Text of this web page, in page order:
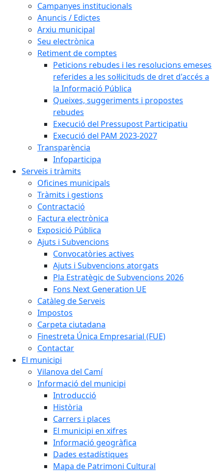
Campanyes institucionals
Anuncis / Edictes
Arxiu municipal
Seu electrònica
Retiment de comptes
Peticions rebudes i les resolucions emeses
referides a les sol·licituds de dret d'accés a
la Informació Pública
Queixes, suggeriments i propostes
rebudes
Execució del Pressupost Participatiu
Execució del PAM 2023-2027
Transparència
Infoparticipa
Serveis i tràmits
Oficines municipals
Tràmits i gestions
Contractació
Factura electrònica
Exposició Pública
Ajuts i Subvencions
Convocatòries actives
Ajuts i Subvencions atorgats
Pla Estratègic de Subvencions 2026
Fons Next Generation UE
Catàleg de Serveis
Impostos
Carpeta ciutadana
Finestreta Única Empresarial (FUE)
Contactar
El municipi
Vilanova del Camí
Informació del municipi
Introducció
Història
Carrers i places
El municipi en xifres
Informació geogràfica
Dades estadístiques
Mapa de Patrimoni Cultural